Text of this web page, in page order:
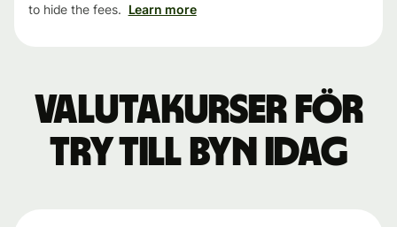
to hide the fees. Learn more
Valutakurser för
TRY till BYN idag